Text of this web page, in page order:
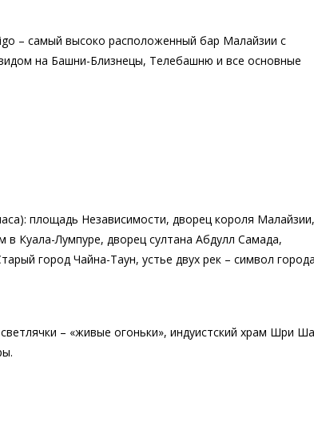
– самый высоко расположенный бар Малайзии с
на Башни-Близнецы, Телебашню и все основные
площадь Независимости, дворец короля Малайзии,
Куала-Лумпуре, дворец султана Абдулл Самада,
город Чайна-Таун, устье двух рек – символ города
– «живые огоньки», индуистский храм Шри